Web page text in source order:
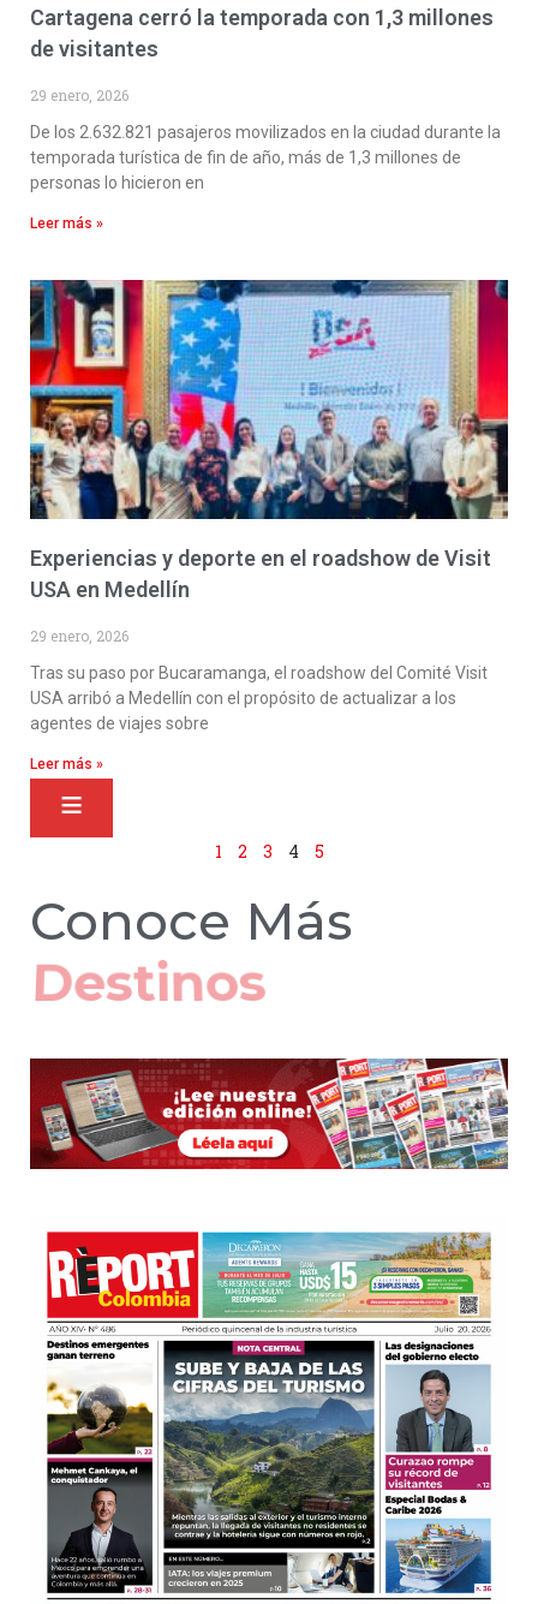
Cartagena cerró la temporada con 1,3 millones
de visitantes
29 enero, 2026
De los 2.632.821 pasajeros movilizados en la ciudad durante la
temporada turística de fin de año, más de 1,3 millones de
personas lo hicieron en
Leer más »
Experiencias y deporte en el roadshow de Visit
USA en Medellín
29 enero, 2026
Tras su paso por Bucaramanga, el roadshow del Comité Visit
USA arribó a Medellín con el propósito de actualizar a los
agentes de viajes sobre
Leer más »
1 2 3 4 5
Conoce Más
Hoteles